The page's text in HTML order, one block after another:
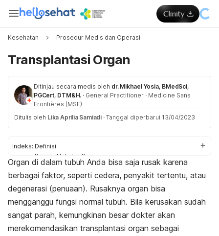
Kesehatan Prosedur Medis dan Operasi
Transplantasi Organ
Ditinjau secara medis oleh dr. Mikhael Yosia, BMedSci,
PGCert, DTM&H. · General Practitioner · Medicine Sans
Frontières (MSF)
Ditulis oleh Lika Aprilia Samiadi · Tanggal diperbarui 13/04/2023
Indeks: Definisi
Kapan dilakukan?
Persiapan
Prosedur
Setelah selesai
Organ di dalam tubuh Anda bisa saja rusak karena
berbagai faktor, seperti cedera, penyakit tertentu, atau
degenerasi (penuaan). Rusaknya organ bisa
mengganggu fungsi normal tubuh. Bila kerusakan sudah
sangat parah, kemungkinan besar dokter akan
merekomendasikan transplantasi organ sebagai